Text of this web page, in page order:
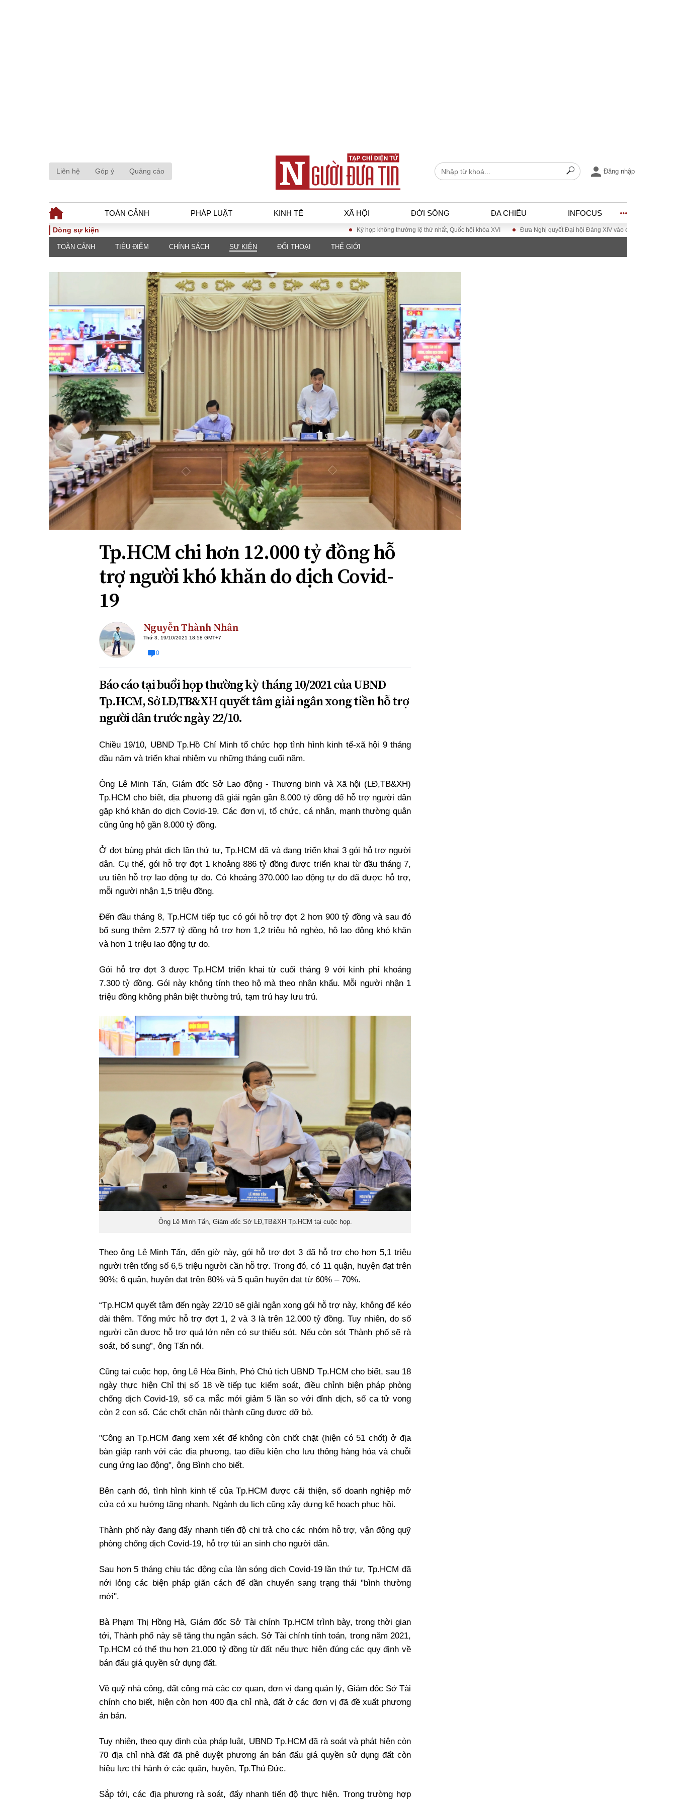
Liên hệ Góp ý Quảng cáo Đăng nhập
TOÀN CẢNH PHÁP LUẬT KINH TẾ XÃ HỘI ĐỜI SỐNG ĐA CHIỀU INFOCUS
TOÀN CẢNH
Đối thoại
Thế giới
PHÁP LUẬT
luật
Góc nhìn luật gia
Hồ sơ điều tra
Tiếng nói công dân
An ninh - Hình sự
KINH TẾ
Tài chính - Ngân
hàng
Kinh tế vĩ mô
Hồ sơ doanh
nghiệp
Tiêu dùng và dư
luận
Công nghệ
Môi trường
Giao thông – Đô thị
ĐA CHIỀU
Quan điểm
Xi nhan Trái Phải
Bạn đọc viết
INFOCUS
Dòng sự kiện Kỳ họp không thường lệ thứ nhất, Quốc hội khóa XVI Đưa Nghị quyết Đại hội Đảng XIV vào cuộc sống
TOÀN CẢNH TIÊU ĐIỂM CHÍNH SÁCH SỰ KIỆN ĐỐI THOẠI THẾ GIỚI
Tp.HCM chi hơn 12.000 tỷ đồng hỗ
trợ người khó khăn do dịch Covid-
19
Nguyễn Thành Nhân
Thứ 3, 19/10/2021 18:58 GMT+7
0
Báo cáo tại buổi họp thường kỳ tháng 10/2021 của UBND
Tp.HCM, Sở LĐ,TB&XH quyết tâm giải ngân xong tiền hỗ trợ
người dân trước ngày 22/10.
Chiều 19/10, UBND Tp.Hồ Chí Minh tổ chức họp tình hình kinh tế-xã hội 9 tháng
đầu năm và triển khai nhiệm vụ những tháng cuối năm.
Ông Lê Minh Tấn, Giám đốc Sở Lao động - Thương binh và Xã hội (LĐ,TB&XH)
Tp.HCM cho biết, địa phương đã giải ngân gần 8.000 tỷ đồng để hỗ trợ người dân
gặp khó khăn do dịch Covid-19. Các đơn vị, tổ chức, cá nhân, mạnh thường quân
cũng ủng hộ gần 8.000 tỷ đồng.
Ở đợt bùng phát dịch lần thứ tư, Tp.HCM đã và đang triển khai 3 gói hỗ trợ người
dân. Cụ thể, gói hỗ trợ đợt 1 khoảng 886 tỷ đồng được triển khai từ đầu tháng 7,
ưu tiên hỗ trợ lao động tự do. Có khoảng 370.000 lao động tự do đã được hỗ trợ,
mỗi người nhận 1,5 triệu đồng.
Đến đầu tháng 8, Tp.HCM tiếp tục có gói hỗ trợ đợt 2 hơn 900 tỷ đồng và sau đó
bổ sung thêm 2.577 tỷ đồng hỗ trợ hơn 1,2 triệu hộ nghèo, hộ lao động khó khăn
và hơn 1 triệu lao động tự do.
Gói hỗ trợ đợt 3 được Tp.HCM triển khai từ cuối tháng 9 với kinh phí khoảng
7.300 tỷ đồng. Gói này không tính theo hộ mà theo nhân khẩu. Mỗi người nhận 1
triệu đồng không phân biệt thường trú, tạm trú hay lưu trú.
Ông Lê Minh Tấn, Giám đốc Sở LĐ,TB&XH Tp.HCM tại cuộc họp.
Theo ông Lê Minh Tấn, đến giờ này, gói hỗ trợ đợt 3 đã hỗ trợ cho hơn 5,1 triệu
người trên tổng số 6,5 triệu người cần hỗ trợ. Trong đó, có 11 quận, huyện đạt trên
90%; 6 quận, huyện đạt trên 80% và 5 quận huyện đạt từ 60% – 70%.
“Tp.HCM quyết tâm đến ngày 22/10 sẽ giải ngân xong gói hỗ trợ này, không để kéo
dài thêm. Tổng mức hỗ trợ đợt 1, 2 và 3 là trên 12.000 tỷ đồng. Tuy nhiên, do số
người cần được hỗ trợ quá lớn nên có sự thiếu sót. Nếu còn sót Thành phố sẽ rà
soát, bổ sung”, ông Tấn nói.
Cũng tại cuộc họp, ông Lê Hòa Bình, Phó Chủ tịch UBND Tp.HCM cho biết, sau 18
ngày thực hiện Chỉ thị số 18 về tiếp tục kiểm soát, điều chỉnh biện pháp phòng
chống dịch Covid-19, số ca mắc mới giảm 5 lần so với đỉnh dịch, số ca tử vong
còn 2 con số. Các chốt chặn nội thành cũng được dỡ bỏ.
"Công an Tp.HCM đang xem xét để không còn chốt chặt (hiện có 51 chốt) ở địa
bàn giáp ranh với các địa phương, tạo điều kiện cho lưu thông hàng hóa và chuỗi
cung ứng lao động", ông Bình cho biết.
Bên cạnh đó, tình hình kinh tế của Tp.HCM được cải thiện, số doanh nghiệp mở
cửa có xu hướng tăng nhanh. Ngành du lịch cũng xây dựng kế hoạch phục hồi.
Thành phố này đang đẩy nhanh tiến độ chi trả cho các nhóm hỗ trợ, vận động quỹ
phòng chống dịch Covid-19, hỗ trợ túi an sinh cho người dân.
Sau hơn 5 tháng chịu tác động của làn sóng dịch Covid-19 lần thứ tư, Tp.HCM đã
nới lỏng các biện pháp giãn cách để dần chuyển sang trạng thái "bình thường
mới".
Bà Phạm Thị Hồng Hà, Giám đốc Sở Tài chính Tp.HCM trình bày, trong thời gian
tới, Thành phố này sẽ tăng thu ngân sách. Sở Tài chính tính toán, trong năm 2021,
Tp.HCM có thể thu hơn 21.000 tỷ đồng từ đất nếu thực hiện đúng các quy định về
bán đấu giá quyền sử dụng đất.
Về quỹ nhà công, đất công mà các cơ quan, đơn vị đang quản lý, Giám đốc Sở Tài
chính cho biết, hiện còn hơn 400 địa chỉ nhà, đất ở các đơn vị đã đề xuất phương
án bán.
Tuy nhiên, theo quy định của pháp luật, UBND Tp.HCM đã rà soát và phát hiện còn
70 địa chỉ nhà đất đã phê duyệt phương án bán đấu giá quyền sử dụng đất còn
hiệu lực thi hành ở các quận, huyện, Tp.Thủ Đức.
Sắp tới, các địa phương rà soát, đẩy nhanh tiến độ thực hiện. Trong trường hợp